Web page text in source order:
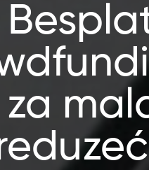
za